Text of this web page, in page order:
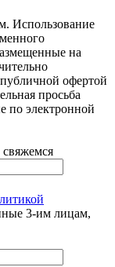
Использование
на
офертой
просьба
по электронной
3-им лицам,